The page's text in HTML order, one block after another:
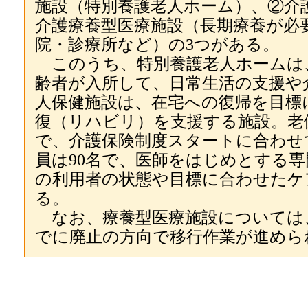
施設（特別養護老人ホーム）、②
介護療養型医療施設（長期療養が
院・診療所など）の3つがある。
このうち、特別養護老人ホームは
齢者が入所して、日常生活の支援
人保健施設は、在宅への復帰を目
復（リハビリ）を支援する施設。
で、介護保険制度スタートに合わ
員は90名で、医師をはじめとする
の利用者の状態や目標に合わせた
る。
なお、療養型医療施設については
でに廃止の方向で移行作業が進め